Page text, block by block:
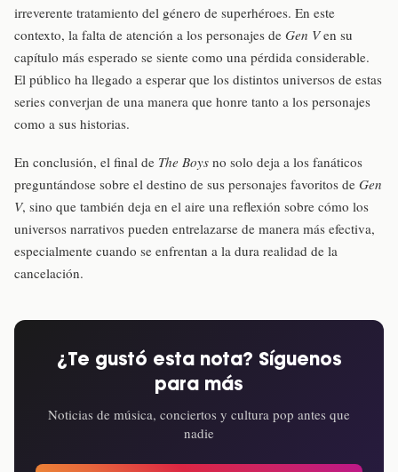
irreverente tratamiento del género de superhéroes. En este
contexto, la falta de atención a los personajes de Gen Ven su
capítulo más esperado se siente como una pérdida considerable.
El público ha llegado a esperar que los distintos universos de estas
series converjan de una manera que honre tanto a los personajes
como a sus historias.
En conclusión, el final de The Boys no solo deja a los fanáticos
preguntándose sobre el destino de sus personajes favoritos de Gen
V, sino que también deja en el aire una reflexión sobre cómo los
universos narrativos pueden entrelazarse de manera más efectiva,
especialmente cuando se enfrentan a la dura realidad de la
cancelación.
¿Te gustó esta nota? Síguenos
para más
Noticias de música, conciertos y cultura pop antes que
nadie